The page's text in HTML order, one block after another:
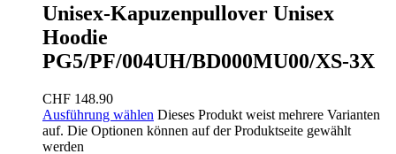
Unisex-Kapuzenpullover Unisex
Hoodie
PG5/PF/004UH/BD000MU00/XS-3X
CHF 148.90
Ausführung wählen Dieses Produkt weist mehrere Varianten
auf. Die Optionen können auf der Produktseite gewählt
werden